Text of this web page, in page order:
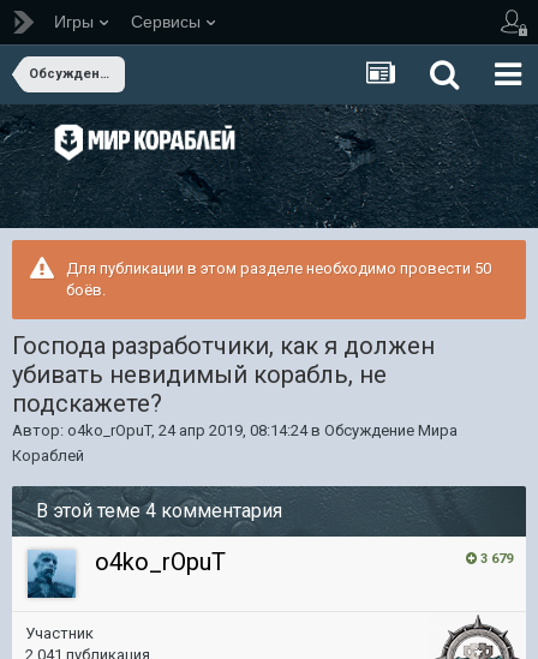
Игры Сервисы
Обсуждение Мира Кораблей
Для публикации в этом разделе необходимо провести 50
боёв.
Господа разработчики, как я должен
убивать невидимый корабль, не
подскажете?
Автор: o4ko_rOpuT, 24 апр 2019, 08:14:24в Обсуждение Мира
Кораблей
В этой теме 4 комментария
3 679
o4ko_rOpuT
Участник
2 041 публикация